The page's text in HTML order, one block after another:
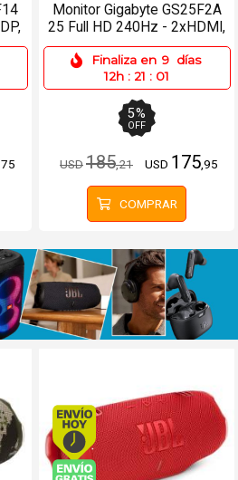
,75
Monitor Gigabyte GS25F2A
25 Full HD 240Hz - 2xHDMI,
DP
Finaliza en 9 días
12h : 21 : 01
5%
OFF
USD185,21 USD 175,95
COMPRAR
antes de 13Hs. Envío hoy.